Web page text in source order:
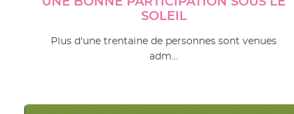
SOLEIL
Plus d'une trentaine de personnes sont venues
adm…